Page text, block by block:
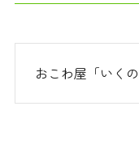
おこわ屋「いく